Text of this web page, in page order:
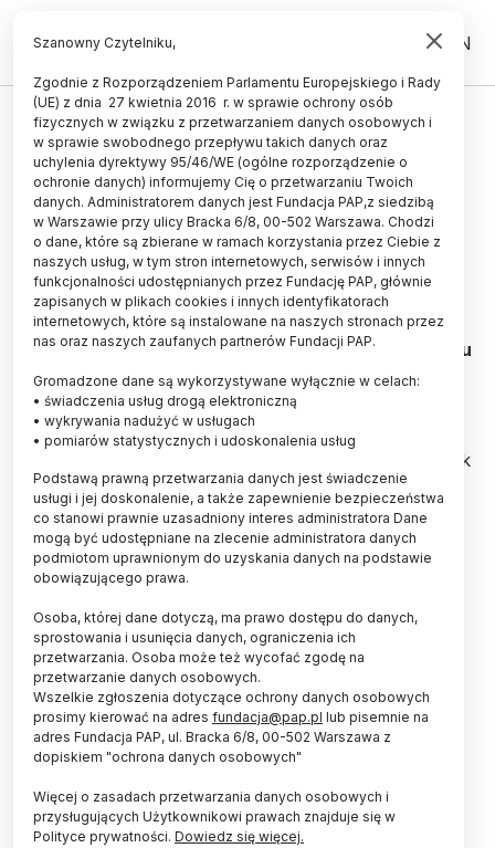
PL EN
TECHNOLOGIA
Dr hab. Achimowicz o skoku
Baumgartnera: bardzo
profesjonalna akcja
15.10.2012
aktualizacja: 15.10.2012
1 minuta czytania
Dr hab. Jerzy Achimowicz z Wojskowego Instytutu
Medycyny Lotniczej w Warszawie o skoku Felixa
Baumgartnera:
\"Oglądałem ten skok z zapartym tchem tak samo jak
lądowanie na Księżycu. Fascynujące w tym skoku
były dwa aspekty: psychologiczny i socjologiczny.
Pierwszy dotyczy samego skoczka. Jakim trzeba
być silnym psychicznie człowiekiem, żeby wyjść w
skafandrze w przestrzeń kosmiczną i skoczyć?
Bałem się, że on wysiadł psychicznie, gdy w trakcie
lotu przez moment nie odpowiadał na pytania.
Drugi aspekt dotyczył współdziałania zespołu, całej
grupy ludzi na rzecz jednego przedsięwzięcia,
jednego człowieka – Felixa Baumgartnera.
Żaden przełom w nauce, żaden postęp nie byłby
możliwy bez grupy ludzi działających wspólnie i na
rzecz jakiejś idei. Tego mi bardzo brakuje w Polsce.
Szanowny Czytelniku,
Zgodnie z Rozporządzeniem Parlamentu Europejskiego i Rady
(UE) z dnia 27 kwietnia 2016 r. w sprawie ochrony osób
fizycznych w związku z przetwarzaniem danych osobowych i
w sprawie swobodnego przepływu takich danych oraz
uchylenia dyrektywy 95/46/WE (ogólne rozporządzenie o
ochronie danych) informujemy Cię o przetwarzaniu Twoich
danych. Administratorem danych jest Fundacja PAP,z siedzibą
w Warszawie przy ulicy Bracka 6/8, 00-502 Warszawa. Chodzi
o dane, które są zbierane w ramach korzystania przez Ciebie z
naszych usług, w tym stron internetowych, serwisów i innych
funkcjonalności udostępnianych przez Fundację PAP, głównie
zapisanych w plikach cookies i innych identyfikatorach
internetowych, które są instalowane na naszych stronach przez
nas oraz naszych zaufanych partnerów Fundacji PAP.
Gromadzone dane są wykorzystywane wyłącznie w celach:
• świadczenia usług drogą elektroniczną
• wykrywania nadużyć w usługach
• pomiarów statystycznych i udoskonalenia usług
Podstawą prawną przetwarzania danych jest świadczenie
usługi i jej doskonalenie, a także zapewnienie bezpieczeństwa
co stanowi prawnie uzasadniony interes administratora Dane
mogą być udostępniane na zlecenie administratora danych
podmiotom uprawnionym do uzyskania danych na podstawie
obowiązującego prawa.
Osoba, której dane dotyczą, ma prawo dostępu do danych,
sprostowania i usunięcia danych, ograniczenia ich
przetwarzania. Osoba może też wycofać zgodę na
przetwarzanie danych osobowych.
Wszelkie zgłoszenia dotyczące ochrony danych osobowych
prosimy kierować na adres fundacja@pap.pl lub pisemnie na
adres Fundacja PAP, ul. Bracka 6/8, 00-502 Warszawa z
dopiskiem "ochrona danych osobowych"
Więcej o zasadach przetwarzania danych osobowych i
przysługujących Użytkownikowi prawach znajduje się w
Polityce prywatności. Dowiedz się więcej.